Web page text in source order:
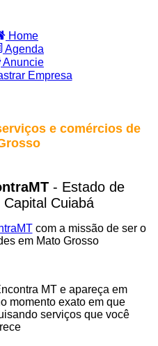
Home
Agenda
Anuncie
Empresa
e comércios de
- Estado de
Cuiabá
com a missão de ser o
em Mato Grosso
MT e apareça em
momento exato em que
serviços que você